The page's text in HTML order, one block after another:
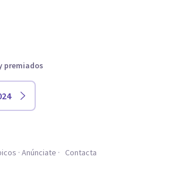
premiados
Anúnciate Contacta